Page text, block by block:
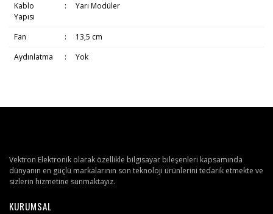
Kablo
Yapısı
: Yarı Modüler
Fan :
13,5 cm
Aydınlatma
: Yok
Vektron Elektronik olarak özellikle bilgisayar bileşenleri kapsamında
dünyanın en güçlü markalarının son teknoloji ürünlerini tedarik etmekte ve
sizlerin hizmetine sunmaktayız.
KURUMSAL